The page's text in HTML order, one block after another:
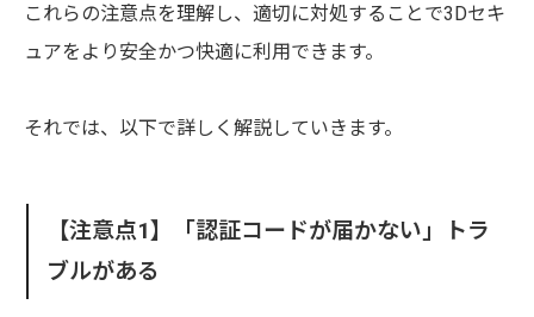
これらの注意点を理解し、適切に対処することで3Dセキ
ュアをより安全かつ快適に利用できます。
それでは、以下で詳しく解説していきます。
【注意点1】「認証コードが届かない」トラ
ブルがある